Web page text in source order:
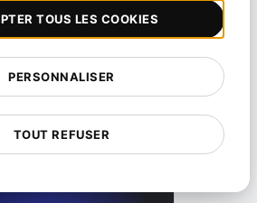
View details
TOUT REFUSER
PERSONNALISER
TOUS LES COOKIES